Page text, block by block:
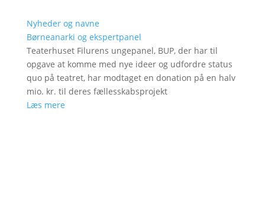
Nyheder og navne
Børneanarki og ekspertpanel
Teaterhuset Filurens ungepanel, BUP, der har til
opgave at komme med nye ideer og udfordre status
quo på teatret, har modtaget en donation på en halv
mio. kr. til deres fællesskabsprojekt
Læs mere